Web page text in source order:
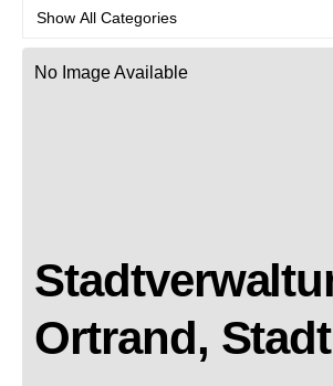
No Image Available
Ortrand, Stadt